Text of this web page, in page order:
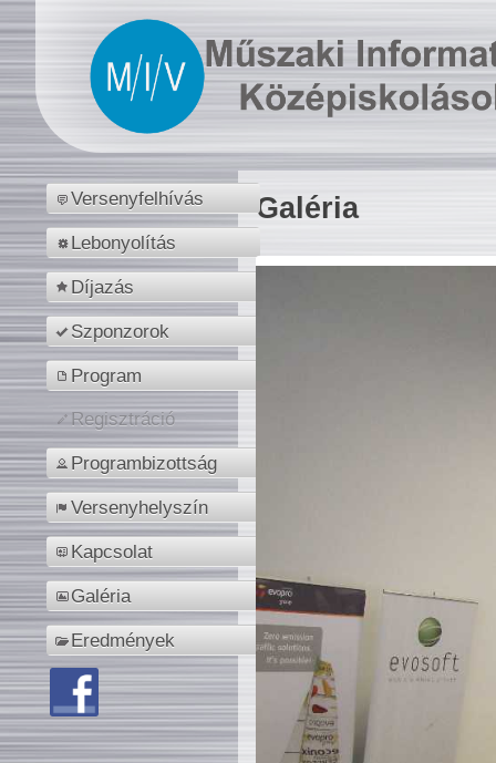
Versenyfelhívás
Lebonyolítás
Díjazás
Szponzorok
Program
Regisztráció
Programbizottság
Versenyhelyszín
Kapcsolat
Galéria
Eredmények
Galéria